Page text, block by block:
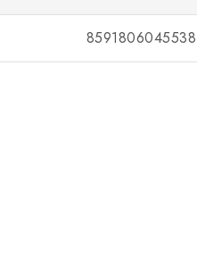
8591806045538